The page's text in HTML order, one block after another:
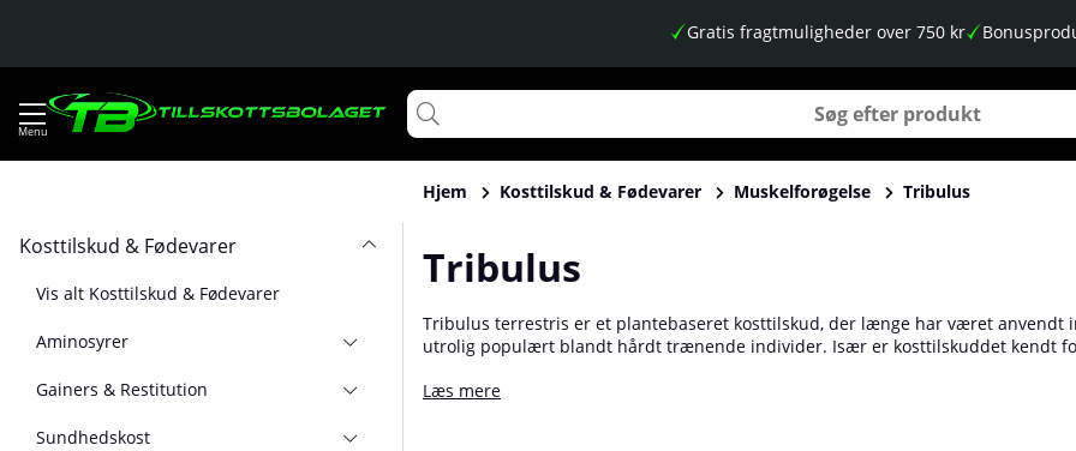
Gratis fragtmuligheder over 750 kr
Hjem Kosttilskud & Fødevarer Muskelforøgelse Tribulus
Kosttilskud & Fødevarer
Vis alt Kosttilskud & Fødevarer
Aminosyrer
Gainers & Restitution
Sundhedskost
Tribulus
Tribulus terrestris er et plantebaseret kosttilskud, der længe har været anvendt
utrolig populært blandt hårdt trænende individer. Især er kosttilskuddet kendt
både af mænd og kvinder. Hos os på Tillskottsbolaget finder du et bredt udvalg
Læs mere